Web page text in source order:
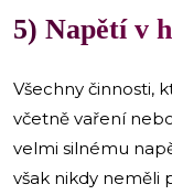
5) Napětí v
Všechny činnosti,
včetně vaření
velmi silnému
však nikdy neměli